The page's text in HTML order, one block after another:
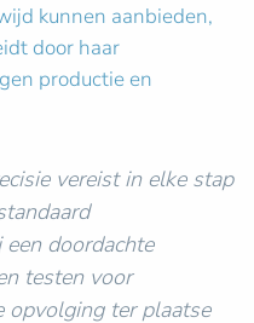
kunnen aanbieden,
door haar
productie en
vereist in elke stap
doordachte
testen voor
opvolging ter plaatse